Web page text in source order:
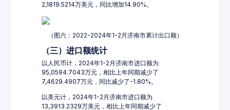
2,1819.5214万美元，同比增加14.90%。
（图六：2022-2024年1-2月济南市累计出口额）
（三）进口额统计
以人民币计，2024年1-2月济南市进口额为
95,0594.7043万元，相比上年同期减少了
7,4629.4907万元，同比减少了-1.80%。
以美元计，2024年1-2月济南市进口额为
13,3913.2329万美元，相比上年同期减少了